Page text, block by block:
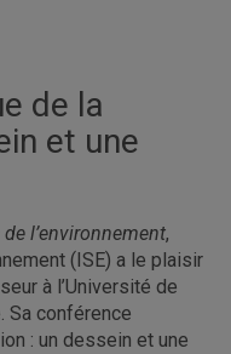
de la
et une
l’environnement,
(ISE) a le plaisir
à l’Université de
Sa conférence
: un dessein et une